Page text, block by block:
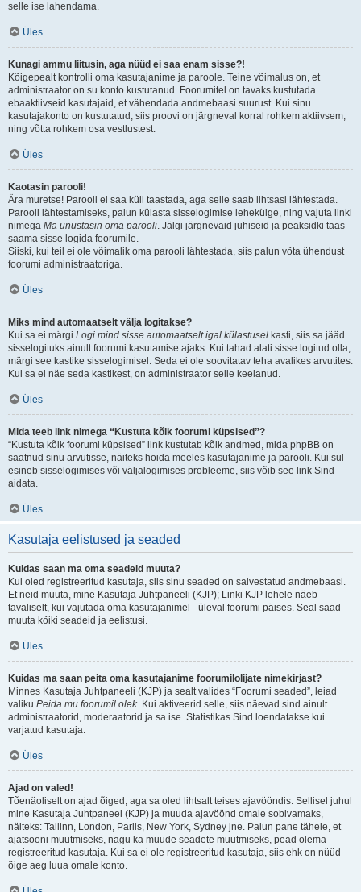
selle ise lahendama.
Üles
Kunagi ammu liitusin, aga nüüd ei saa enam sisse?!
Kõigepealt kontrolli oma kasutajanime ja paroole. Teine võimalus on, et
administraator on su konto kustutanud. Foorumitel on tavaks kustutada
ebaaktiivseid kasutajaid, et vähendada andmebaasi suurust. Kui sinu
kasutajakonto on kustutatud, siis proovi on järgneval korral rohkem aktiivsem,
ning võtta rohkem osa vestlustest.
Üles
Kaotasin parooli!
Ära muretse! Parooli ei saa küll taastada, aga selle saab lihtsasi lähtestada.
Parooli lähtestamiseks, palun külasta sisselogimise lehekülge, ning vajuta linki
nimega Ma unustasin oma parooli. Jälgi järgnevaid juhiseid ja peaksidki taas
saama sisse logida foorumile.
Siiski, kui teil ei ole võimalik oma parooli lähtestada, siis palun võta ühendust
foorumi administraatoriga.
Üles
Miks mind automaatselt välja logitakse?
Kui sa ei märgi Logi mind sisse automaatselt igal külastusel kasti, siis sa jääd
sisselogituks ainult foorumi kasutamise ajaks. Kui tahad alati sisse logitud olla,
märgi see kastike sisselogimisel. Seda ei ole soovitatav teha avalikes arvutites.
Kui sa ei näe seda kastikest, on administraator selle keelanud.
Üles
Mida teeb link nimega “Kustuta kõik foorumi küpsised”?
“Kustuta kõik foorumi küpsised” link kustutab kõik andmed, mida phpBB on
saatnud sinu arvutisse, näiteks hoida meeles kasutajanime ja parooli. Kui sul
esineb sisselogimises või väljalogimises probleeme, siis võib see link Sind
aidata.
Üles
Kasutaja eelistused ja seaded
Kuidas saan ma oma seadeid muuta?
Kui oled registreeritud kasutaja, siis sinu seaded on salvestatud andmebaasi.
Et neid muuta, mine Kasutaja Juhtpaneeli (KJP); Linki KJP lehele näeb
tavaliselt, kui vajutada oma kasutajanimel - üleval foorumi päises. Seal saad
muuta kõiki seadeid ja eelistusi.
Üles
Kuidas ma saan peita oma kasutajanime foorumilolijate nimekirjast?
Minnes Kasutaja Juhtpaneeli (KJP) ja sealt valides “Foorumi seaded”, leiad
valiku Peida mu foorumil olek. Kui aktiveerid selle, siis näevad sind ainult
administraatorid, moderaatorid ja sa ise. Statistikas Sind loendatakse kui
varjatud kasutaja.
Üles
Ajad on valed!
Tõenäoliselt on ajad õiged, aga sa oled lihtsalt teises ajavööndis. Sellisel juhul
mine Kasutaja Juhtpaneel (KJP) ja muuda ajavöönd omale sobivamaks,
näiteks: Tallinn, London, Pariis, New York, Sydney jne. Palun pane tähele, et
ajatsooni muutmiseks, nagu ka muude seadete muutmiseks, pead olema
registreeritud kasutaja. Kui sa ei ole registreeritud kasutaja, siis ehk on nüüd
õige aeg luua omale konto.